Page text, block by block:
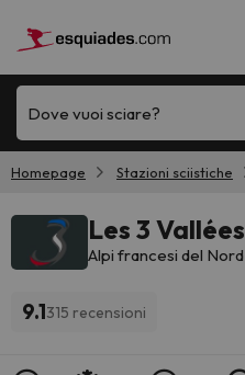
Dove vuoi sciare?
Homepage Stazioni sciistiche
Les 3 Vallées
Alpi francesi del Nord
9.1315 recensioni